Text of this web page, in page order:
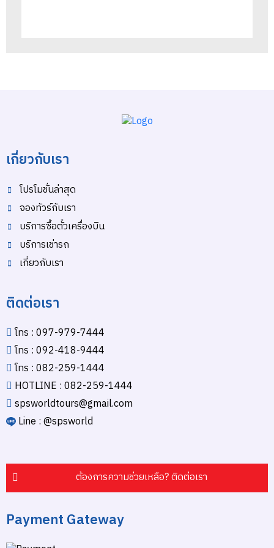
เกี่ยวกับเรา
โปรโมชั่นล่าสุด
จองทัวร์กับเรา
บริการซื้อตั๋วเครื่องบิน
บริการเช่ารถ
เกี่ยวกับเรา
ติดต่อเรา
โทร : 097-979-7444
โทร : 092-418-9444
โทร : 082-259-1444
HOTLINE : 082-259-1444
spsworldtours@gmail.com
Line : @spsworld
ต้องการความช่วยเหลือ? ติดต่อเรา
Payment Gateway